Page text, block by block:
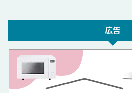
広告